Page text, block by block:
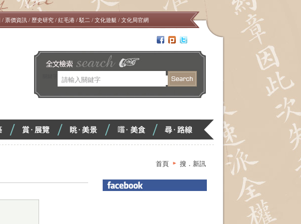
/ 票價資訊 / 歷史研究 / 紅毛港 / 駁二 / 文化遊艇 / 文化局官網
賞．
展
覽
嚐．
食
尋．
線
首頁 搜．新訊